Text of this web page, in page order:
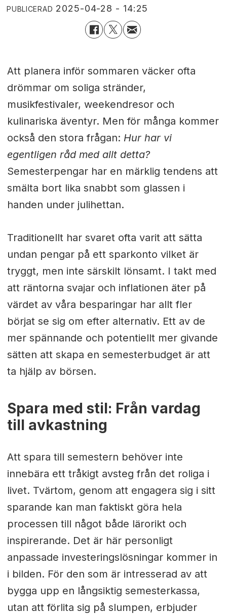
PUBLICERAD 2025-04-28 - 14:25
Att planera inför sommaren väcker ofta
drömmar om soliga stränder,
musikfestivaler, weekendresor och
kulinariska äventyr. Men för många kommer
också den stora frågan: Hur har vi
egentligen råd med allt detta?
Semesterpengar har en märklig tendens att
smälta bort lika snabbt som glassen i
handen under julihettan.
Traditionellt har svaret ofta varit att sätta
undan pengar på ett sparkonto vilket är
tryggt, men inte särskilt lönsamt. I takt med
att räntorna svajar och inflationen äter på
värdet av våra besparingar har allt fler
börjat se sig om efter alternativ. Ett av de
mer spännande och potentiellt mer givande
sätten att skapa en semesterbudget är att
ta hjälp av börsen.
Spara med stil: Från vardag
till avkastning
Att spara till semestern behöver inte
innebära ett tråkigt avsteg från det roliga i
livet. Tvärtom, genom att engagera sig i sitt
sparande kan man faktiskt göra hela
processen till något både lärorikt och
inspirerande. Det är här personligt
anpassade investeringslösningar kommer in
i bilden. För den som är intresserad av att
bygga upp en långsiktig semesterkassa,
utan att förlita sig på slumpen, erbjuder